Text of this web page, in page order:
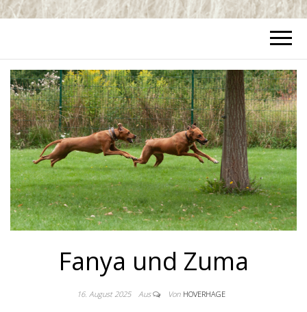
Fanya und Zuma
16. August 2025 Aus Von HOVERHAGE